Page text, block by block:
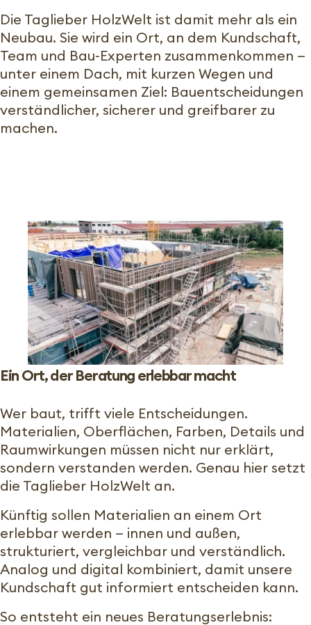
Die Taglieber HolzWelt ist damit mehr als ein
Neubau. Sie wird ein Ort, an dem Kundschaft,
Team und Bau-Experten zusammenkommen —
unter einem Dach, mit kurzen Wegen und
einem gemeinsamen Ziel: Bauentscheidungen
verständlicher, sicherer und greifbarer zu
machen.
Ein Ort, der Beratung erlebbar macht
Wer baut, trifft viele Entscheidungen.
Materialien, Oberflächen, Farben, Details und
Raumwirkungen müssen nicht nur erklärt,
sondern verstanden werden. Genau hier setzt
die Taglieber HolzWelt an.
Künftig sollen Materialien an einem Ort
erlebbar werden — innen und außen,
strukturiert, vergleichbar und verständlich.
Analog und digital kombiniert, damit unsere
Kundschaft gut informiert entscheiden kann.
So entsteht ein neues Beratungserlebnis: